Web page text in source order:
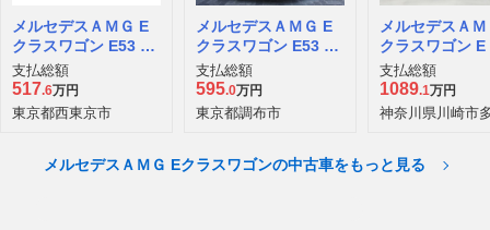
メルセデスＡＭＧ E
クラスワゴン E53 4
マチックプラス (ISG
搭載モデル) 4WD
支払総額
517.6万円
東京都西東京市
メルセデスＡＭＧ E
クラスワゴン E53 4
マチックプラス (ISG
搭載モデル) 4WD
支払総額
595.0万円
東京都調布市
メルセデスＡＭ
クラスワゴン E
イブリッド 4マ
クプラス
D
支払総額
1089.1万円
神奈川県川崎市
メルセデスＡＭＧ Eクラスワゴンの中古車をもっと見る